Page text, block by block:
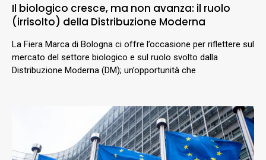
Il biologico cresce, ma non avanza: il ruolo
(irrisolto) della Distribuzione Moderna
La Fiera Marca di Bologna ci offre l’occasione per riflettere sul
mercato del settore biologico e sul ruolo svolto dalla
Distribuzione Moderna (DM); un’opportunità che